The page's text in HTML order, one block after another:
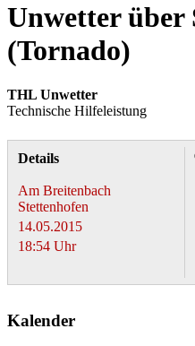
Unwetter über
(Tornado)
THL Unwetter
Technische Hilfeleistung
Details
Am Breitenbach
Stettenhofen
14.05.2015
18:54 Uhr
Kalender